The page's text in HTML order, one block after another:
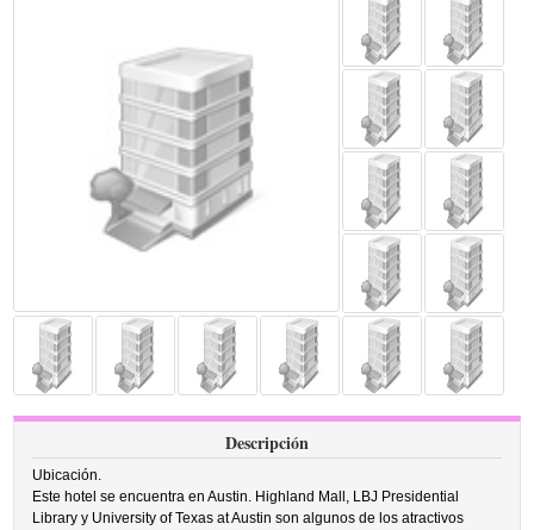
Descripción
Ubicación.
Este hotel se encuentra en Austin. Highland Mall, LBJ Presidential
Library y University of Texas at Austin son algunos de los atractivos